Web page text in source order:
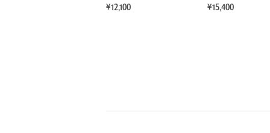
¥12,100
¥15,400